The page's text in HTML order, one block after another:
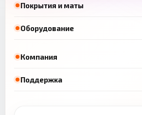
Покрытия и маты
Оборудование
Компания
Поддержка